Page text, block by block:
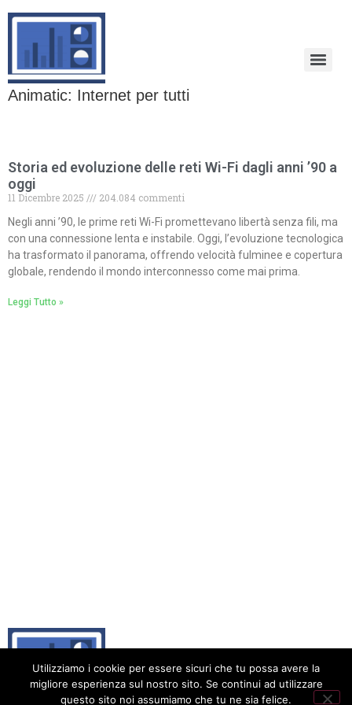
Animatic: Internet per tutti
Storia ed evoluzione delle reti Wi-Fi dagli anni ’90 a
oggi
11 Dicembre 2025
204.084 commenti
Negli anni ’90, le prime reti Wi-Fi promettevano libertà senza fili, ma
con una connessione lenta e instabile. Oggi, l’evoluzione tecnologica
ha trasformato il panorama, offrendo velocità fulminee e copertura
globale, rendendo il mondo interconnesso come mai prima.
Leggi Tutto »
Utilizziamo i cookie per essere sicuri che tu possa avere la
migliore esperienza sul nostro sito. Se continui ad utilizzare
questo sito noi assumiamo che tu ne sia felice.